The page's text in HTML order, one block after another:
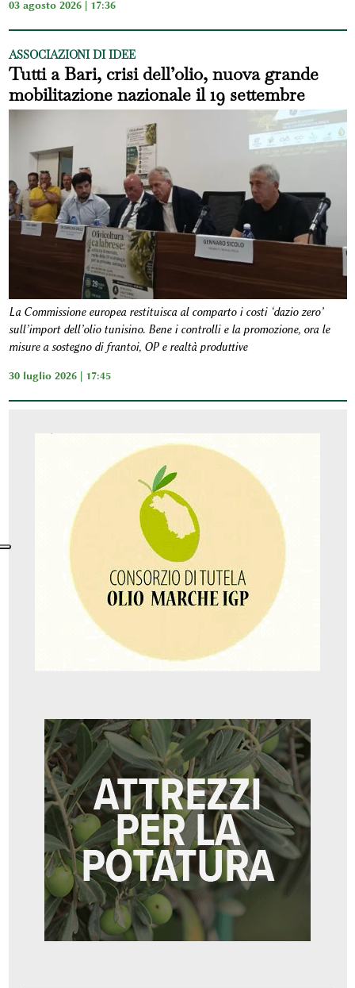
03 agosto 2026 | 17:36
ASSOCIAZIONI DI IDEE
Tutti a Bari, crisi dell’olio, nuova grande
mobilitazione nazionale il 19 settembre
La Commissione europea restituisca al comparto i costi ‘dazio zero’
sull’import dell’olio tunisino. Bene i controlli e la promozione, ora le
misure a sostegno di frantoi, OP e realtà produttive
30 luglio 2026 | 17:45